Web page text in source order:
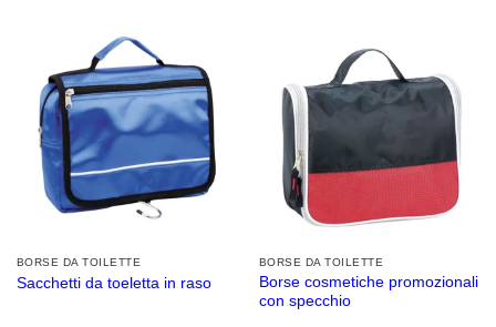
BORSE DA TOILETTE
Sacchetti da toeletta in raso
BORSE DA TOILETTE
Borse cosmetiche promozionali
con specchio